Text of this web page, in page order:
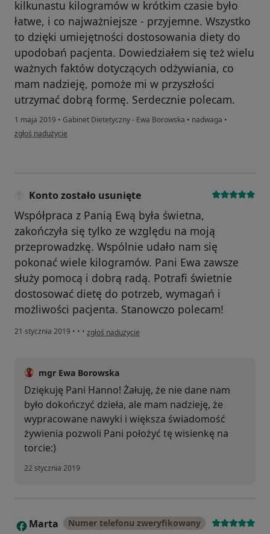
kilkunastu kilogramów w krótkim czasie było
łatwe, i co najważniejsze - przyjemne. Wszystko
to dzięki umiejętności dostosowania diety do
upodobań pacjenta. Dowiedziałem się też wielu
ważnych faktów dotyczących odżywiania, co
mam nadzieję, pomoże mi w przyszłości
utrzymać dobrą formę. Serdecznie polecam.
1 maja 2019 • Gabinet Dietetyczny - Ewa Borowska • nadwaga •
w opinii użytkownika kej.rzepkowscy
zgłoś nadużycie
Konto zostało usunięte
Współpraca z Panią Ewą była świetna,
zakończyła się tylko ze względu na moją
przeprowadzkę. Wspólnie udało nam się
pokonać wiele kilogramów. Pani Ewa zawsze
służy pomocą i dobrą radą. Potrafi świetnie
dostosować dietę do potrzeb, wymagań i
możliwości pacjenta. Stanowczo polecam!
21 stycznia 2019 • • • w opinii użytkownika Konto zostało usunięte
zgłoś nadużycie
mgr Ewa Borowska
Dziękuję Pani Hanno! Żałuję, że nie dane nam
było dokończyć dzieła, ale mam nadzieję, że
wypracowane nawyki i większa świadomość
żywienia pozwoli Pani położyć tę wisienkę na
torcie:)
22 stycznia 2019
M Marta Numer telefonu zweryfikowany